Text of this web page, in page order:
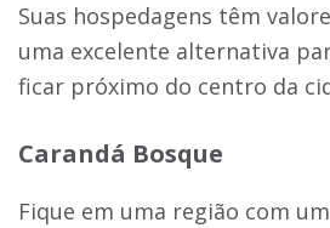
Suas hospedagens têm
uma excelente alternativa
ficar próximo do centro da
Carandá Bosque
Fique em uma região com